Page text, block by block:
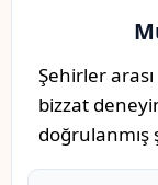
Şehirler
bizzat